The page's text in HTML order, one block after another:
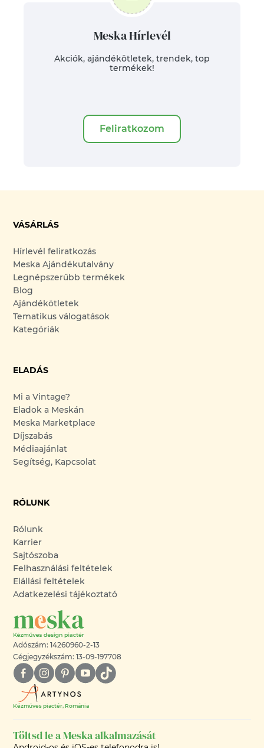
Meska Hírlevél
Akciók, ajándékötletek, trendek, top
termékek!
Feliratkozom
VÁSÁRLÁS
Hírlevél feliratkozás
Meska Ajándékutalvány
Legnépszerűbb termékek
Blog
Ajándékötletek
Tematikus válogatások
Kategóriák
ELADÁS
Mi a Vintage?
Eladok a Meskán
Meska Marketplace
Díjszabás
Médiaajánlat
Segítség, Kapcsolat
RÓLUNK
Rólunk
Karrier
Sajtószoba
Felhasználási feltételek
Elállási feltételek
Adatkezelési tájékoztató
Adószám: 14260960-2-13
Cégjegyzékszám: 13-09-197708
Kézműves piactér, Románia
Töltsd le a Meska alkalmazását